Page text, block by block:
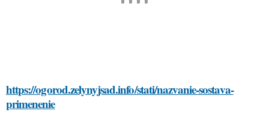
https://ogorod.zelynyjsad.info/stati/nazvanie-sostava-
primenenie